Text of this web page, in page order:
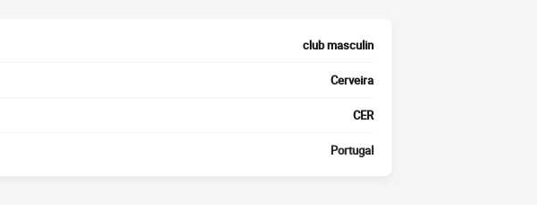
club masculin
Cerveira
CER
Portugal